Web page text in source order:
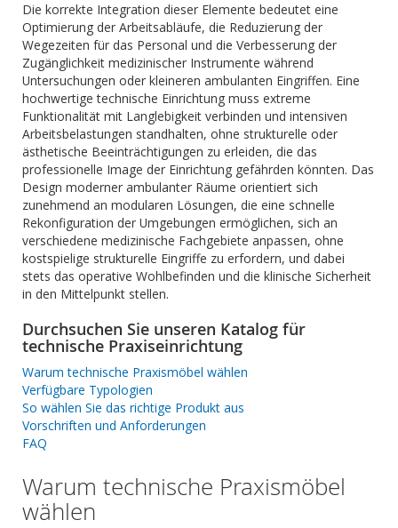
Die korrekte Integration dieser Elemente bedeutet eine
Optimierung der Arbeitsabläufe, die Reduzierung der
Wegezeiten für das Personal und die Verbesserung der
Zugänglichkeit medizinischer Instrumente während
Untersuchungen oder kleineren ambulanten Eingriffen. Eine
hochwertige technische Einrichtung muss extreme
Funktionalität mit Langlebigkeit verbinden und intensiven
Arbeitsbelastungen standhalten, ohne strukturelle oder
ästhetische Beeinträchtigungen zu erleiden, die das
professionelle Image der Einrichtung gefährden könnten. Das
Design moderner ambulanter Räume orientiert sich
zunehmend an modularen Lösungen, die eine schnelle
Rekonfiguration der Umgebungen ermöglichen, sich an
verschiedene medizinische Fachgebiete anpassen, ohne
kostspielige strukturelle Eingriffe zu erfordern, und dabei
stets das operative Wohlbefinden und die klinische Sicherheit
in den Mittelpunkt stellen.
Durchsuchen Sie unseren Katalog für
technische Praxiseinrichtung
Warum technische Praxismöbel wählen
Verfügbare Typologien
So wählen Sie das richtige Produkt aus
Vorschriften und Anforderungen
FAQ
Warum technische Praxismöbel
wählen